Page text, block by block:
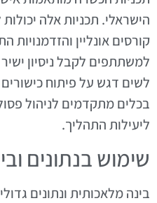
הישראלי. תכניות אלה
קורסים אונליין
למשתתפים לקבל ניסיון
לשים דגש על פיתוח כישורים
בכלים מתקדמים לניהול
ליעילות התהליך.
שימוש בנתונים
בינה מלאכותית ונתונים